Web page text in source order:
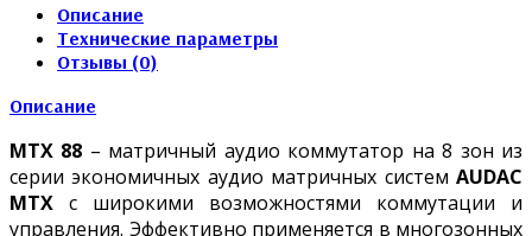
Описание
Технические параметры
Отзывы (0)
Описание
MTX 88 – матричный аудио коммутатор на 8 зон из
серии экономичных аудио матричных систем AUDAC
MTX с широкими возможностями коммутации и
управления. Эффективно применяется в многозонных